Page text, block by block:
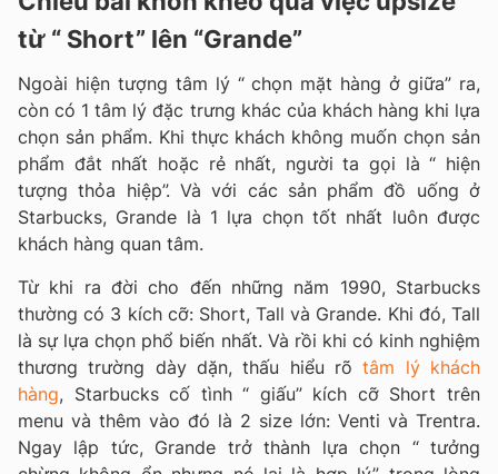
từ “ Short” lên “Grande”
Ngoài hiện tượng tâm lý “ chọn mặt hàng ở giữa” ra,
còn có 1 tâm lý đặc trưng khác của khách hàng khi lựa
chọn sản phẩm. Khi thực khách không muốn chọn sản
phẩm đắt nhất hoặc rẻ nhất, người ta gọi là “ hiện
tượng thỏa hiệp”. Và với các sản phẩm đồ uống ở
Starbucks, Grande là 1 lựa chọn tốt nhất luôn được
khách hàng quan tâm.
Từ khi ra đời cho đến những năm 1990, Starbucks
thường có 3 kích cỡ: Short, Tall và Grande. Khi đó, Tall
là sự lựa chọn phổ biến nhất. Và rồi khi có kinh nghiệm
thương trường dày dặn, thấu hiểu rõtâm lý khách
hàng, Starbucks cố tình “ giấu” kích cỡ Short trên
menu và thêm vào đó là 2 size lớn: Venti và Trentra.
Ngay lập tức, Grande trở thành lựa chọn “ tưởng